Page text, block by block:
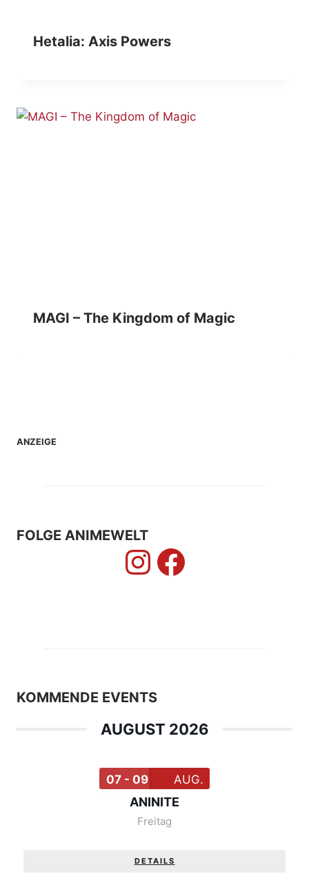
Hetalia: Axis Powers
MAGI – The Kingdom of Magic
ANZEIGE
FOLGE ANIMEWELT
Instagram
Facebook
KOMMENDE EVENTS
AUGUST 2026
07 - 09 AUG.
ANINITE
Freitag
DETAILS